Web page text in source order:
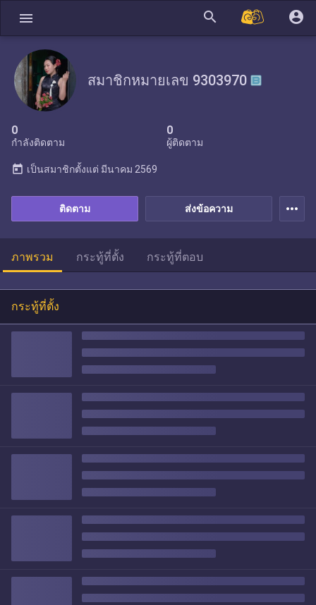
menu search account_circle
สมาชิกหมายเลข 9303970
0
กำลังติดตาม
0
ผู้ติดตาม
ส่งข้อความ
ติดตาม
today เป็นสมาชิกตั้งแต่ มีนาคม 2569
more_horiz
ภาพรวม กระทู้ที่ตั้ง กระทู้ที่ตอบ
กระทู้ที่ตั้ง